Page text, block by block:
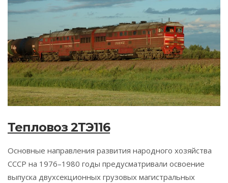
Тепловоз 2ТЭ116
Основные направления развития народного хозяйства
СССР на 1976–1980 годы предусматривали освоение
выпуска двухсекционных грузовых магистральных